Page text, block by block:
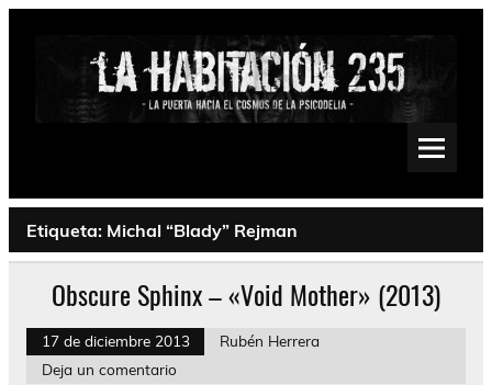
Saltar
Psychedelic, Stoner, Doom, Sludge, Fuzz, Space, Drone
Etiqueta: Michal “Blady” Rejman
Obscure Sphinx – «Void Mother» (2013)
17 de diciembre 2013
Rubén Herrera
Deja un comentario